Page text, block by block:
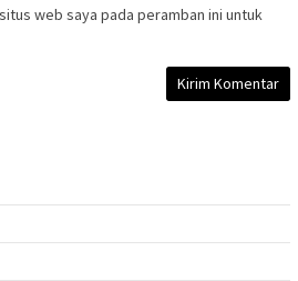
web saya pada peramban ini untuk